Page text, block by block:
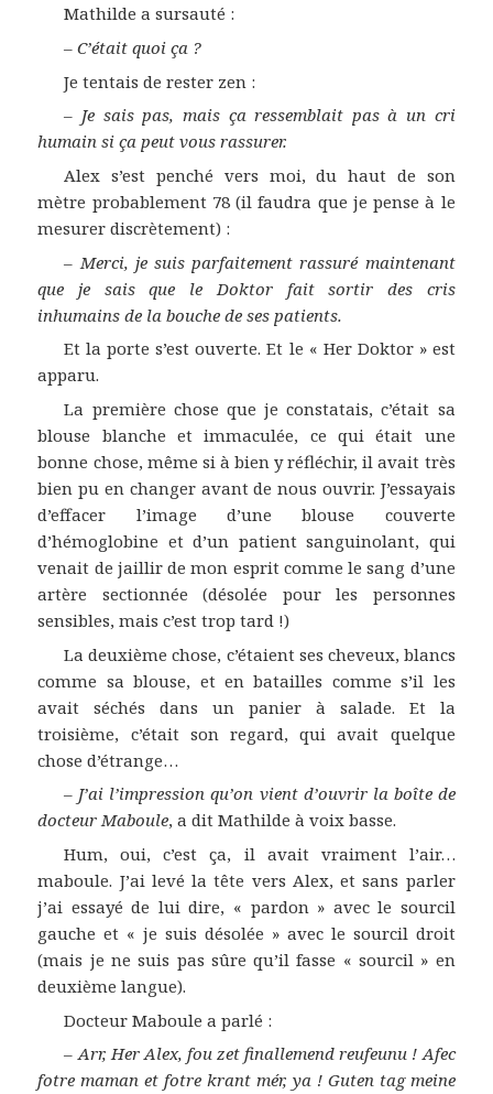
Mathilde a sursauté :
–C’était quoi ça ?
Je tentais de rester zen :
– Je sais pas, mais ça ressemblait pas à un cri
humain si ça peut vous rassurer.
Alex s’est penché vers moi, du haut de son
mètre probablement 78 (il faudra que je pense à le
mesurer discrètement) :
– Merci, je suis parfaitement rassuré maintenant
que je sais que le Doktor fait sortir des cris
inhumains de la bouche de ses patients.
Et la porte s’est ouverte. Et le « Her Doktor » est
apparu.
La première chose que je constatais, c’était sa
blouse blanche et immaculée, ce qui était une
bonne chose, même si à bien y réfléchir, il avait très
bien pu en changer avant de nous ouvrir. J’essayais
d’effacer l’image d’une blouse couverte
d’hémoglobine et d’un patient sanguinolant, qui
venait de jaillir de mon esprit comme le sang d’une
artère sectionnée (désolée pour les personnes
sensibles, mais c’est trop tard !)
La deuxième chose, c’étaient ses cheveux, blancs
comme sa blouse, et en batailles comme s’il les
avait séchés dans un panier à salade. Et la
troisième, c’était son regard, qui avait quelque
chose d’étrange…
– J’ai l’impression qu’on vient d’ouvrir la boîte de
docteur Maboule, a dit Mathilde à voix basse.
Hum, oui, c’est ça, il avait vraiment l’air…
maboule. J’ai levé la tête vers Alex, et sans parler
j’ai essayé de lui dire, « pardon » avec le sourcil
gauche et « je suis désolée » avec le sourcil droit
(mais je ne suis pas sûre qu’il fasse « sourcil » en
deuxième langue).
Docteur Maboule a parlé :
–Arr, Her Alex, fou zet finallemend reufeunu ! Afec
fotre maman et fotre krant mér, ya ! Guten tag meine